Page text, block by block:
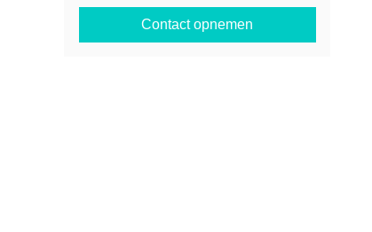
Contact opnemen